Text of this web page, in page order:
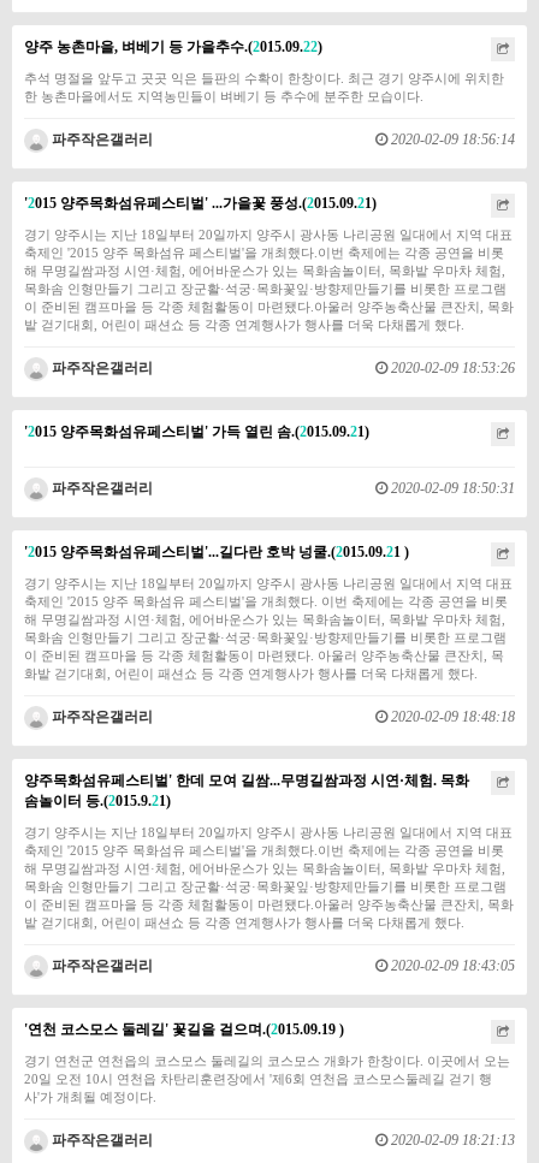
양주 농촌마을, 벼베기 등 가을추수.(2015.09.22)
추석 명절을 앞두고 곳곳 익은 들판의 수확이 한창이다. 최근 경기 양주시에 위치한
한 농촌마을에서도 지역농민들이 벼베기 등 추수에 분주한 모습이다.
파주작은갤러리 2020-02-09 18:56:14
'2015 양주목화섬유페스티벌' ...가을꽃 풍성.(2015.09.21)
​​경기 양주시는 지난 18일부터 20일까지 양주시 광사동 나리공원 일대에서 지역 대표
축제인 '2015 양주 목화섬유 페스티벌'을 개최했다.이번 축제에는 각종 공연을 비롯
해 무명길쌈과정 시연·체험, 에어바운스가 있는 목화솜놀이터, 목화밭 우마차 체험,
목화솜 인형만들기 그리고 장군활·석궁·목화꽃잎·방향제만들기를 비롯한 프로그램
이 준비된 캠프마을 등 각종 체험활동이 마련됐다.아울러 양주농축산물 큰잔치, 목화
밭 걷기대회, 어린이 패션쇼 등 각종 연계행사가 행사를 더욱 다채롭게 했다.
파주작은갤러리 2020-02-09 18:53:26
'2015 양주목화섬유페스티벌' 가득 열린 솜.(2015.09.21)
파주작은갤러리 2020-02-09 18:50:31
'2015 양주목화섬유페스티벌'...길다란 호박 넝쿨.(2015.09.21 )
​​​경기 양주시는 지난 18일부터 20일까지 양주시 광사동 나리공원 일대에서 지역 대표
축제인 '2015 양주 목화섬유 페스티벌'을 개최했다. 이번 축제에는 각종 공연을 비롯
해 무명길쌈과정 시연·체험, 에어바운스가 있는 목화솜놀이터, 목화밭 우마차 체험,
목화솜 인형만들기 그리고 장군활·석궁·목화꽃잎·방향제만들기를 비롯한 프로그램
이 준비된 캠프마을 등 각종 체험활동이 마련됐다. 아울러 양주농축산물 큰잔치, 목
화밭 걷기대회, 어린이 패션쇼 등 각종 연계행사가 행사를 더욱 다채롭게 했다.
파주작은갤러리 2020-02-09 18:48:18
양주목화섬유페스티벌' 한데 모여 길쌈...무명길쌈과정 시연·체험. 목화
솜놀이터 등.(2015.9.21)
​​​​경기 양주시는 지난 18일부터 20일까지 양주시 광사동 나리공원 일대에서 지역 대표
축제인 '2015 양주 목화섬유 페스티벌'을 개최했다.이번 축제에는 각종 공연을 비롯
해 무명길쌈과정 시연·체험, 에어바운스가 있는 목화솜놀이터, 목화밭 우마차 체험,
목화솜 인형만들기 그리고 장군활·석궁·목화꽃잎·방향제만들기를 비롯한 프로그램
이 준비된 캠프마을 등 각종 체험활동이 마련됐다.아울러 양주농축산물 큰잔치, 목화
밭 걷기대회, 어린이 패션쇼 등 각종 연계행사가 행사를 더욱 다채롭게 했다.
파주작은갤러리 2020-02-09 18:43:05
'연천 코스모스 둘레길' 꽃길을 걸으며.(2015.09.19 )
​​​​경기 연천군 연천읍의 코스모스 둘레길의 코스모스 개화가 한창이다. 이곳에서 오는
20일 오전 10시 연천읍 차탄리훈련장에서 '제6회 연천읍 코스모스둘레길 걷기 행
사'가 개최될 예정이다.
파주작은갤러리 2020-02-09 18:21:13